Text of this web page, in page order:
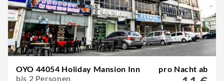
OYO 44054 Holiday Mansion Inn
bis 2 Personen
pro Nacht ab